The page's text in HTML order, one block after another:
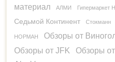
материал
АЛМИ Гипермаркет
Седьмой Континент Стокманн
НОРМАН
Обзоры от
Обзоры от JFK
Обзоры от